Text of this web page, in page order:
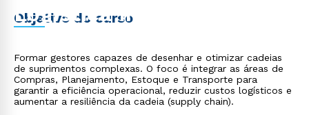
Logística Integrada
Objetivo do curso
Formar gestores capazes de desenhar e otimizar cadeias
de suprimentos complexas. O foco é integrar as áreas de
Compras, Planejamento, Estoque e Transporte para
garantir a eficiência operacional, reduzir custos logísticos e
aumentar a resiliência da cadeia (supply chain).